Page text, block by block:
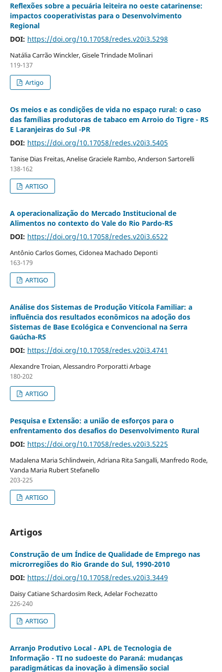
Reflexões sobre a pecuária leiteira no oeste catarinense:
impactos cooperativistas para o Desenvolvimento
Regional
DOI: https://doi.org/10.17058/redes.v20i3.5298
Natália Carrão Winckler, Gisele Trindade Molinari
119-137
Artigo
Os meios e as condições de vida no espaço rural: o caso
das famílias produtoras de tabaco em Arroio do Tigre - RS
E Laranjeiras do Sul -PR
DOI: https://doi.org/10.17058/redes.v20i3.5405
Tanise Dias Freitas, Anelise Graciele Rambo, Anderson Sartorelli
138-162
ARTIGO
A operacionalização do Mercado Institucional de
Alimentos no contexto do Vale do Rio Pardo-RS
DOI: https://doi.org/10.17058/redes.v20i3.6522
Antônio Carlos Gomes, Cidonea Machado Deponti
163-179
ARTIGO
Análise dos Sistemas de Produção Vitícola Familiar: a
influência dos resultados econômicos na adoção dos
Sistemas de Base Ecológica e Convencional na Serra
Gaúcha-RS
DOI: https://doi.org/10.17058/redes.v20i3.4741
Alexandre Troian, Alessandro Porporatti Arbage
180-202
ARTIGO
Pesquisa e Extensão: a união de esforços para o
enfrentamento dos desafios do Desenvolvimento Rural
DOI: https://doi.org/10.17058/redes.v20i3.5225
Madalena Maria Schlindwein, Adriana Rita Sangalli, Manfredo Rode,
Vanda Maria Rubert Stefanello
203-225
ARTIGO
Artigos
Construção de um Índice de Qualidade de Emprego nas
microrregiões do Rio Grande do Sul, 1990-2010
DOI: https://doi.org/10.17058/redes.v20i3.3449
Daisy Catiane Schardosim Reck, Adelar Fochezatto
226-240
ARTIGO
Arranjo Produtivo Local - APL de Tecnologia de
Informação - TI no sudoeste do Paraná: mudanças
paradigmáticas da inovação à dimensão social